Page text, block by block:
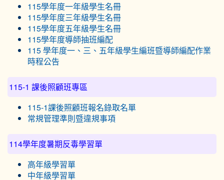
115學年度一年級學生名冊
115學年度三年級學生名冊
115學年度五年級學生名冊
115學年度導師抽班編配
115 學年度一、三、五年級學生編班暨導師編配作業
時程公告
115-1 課後照顧班專區
115-1課後照顧班報名錄取名單
常規管理準則暨違規事項
114學年度暑期反毒學習單
高年級學習單
中年級學習單